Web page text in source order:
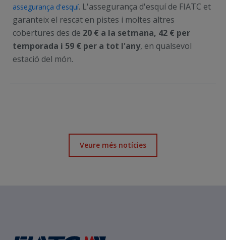
assegurança d'esquí. L'assegurança d'esquí de FIATC et
garanteix el rescat en pistes i moltes altres
cobertures des de 20 € a la setmana, 42 € per
temporada i 59 € per a tot l'any, en qualsevol
estació del món.
Veure més notícies